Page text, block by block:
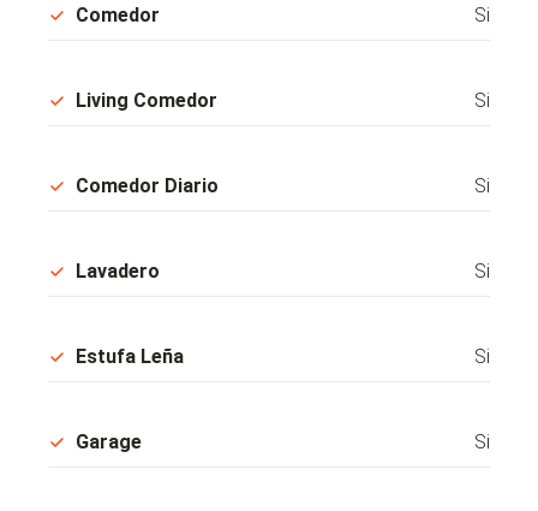
Comedor Si
Living Comedor Si
Comedor Diario Si
Lavadero Si
Estufa Leña Si
Garage Si